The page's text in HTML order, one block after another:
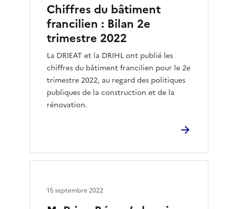
Chiffres du bâtiment
francilien : Bilan 2e
trimestre 2022
La DRIEAT et la DRIHL ont publié les
chiffres du bâtiment francilien pour le 2e
trimestre 2022, au regard des politiques
publiques de la construction et de la
rénovation.
15 septembre 2022